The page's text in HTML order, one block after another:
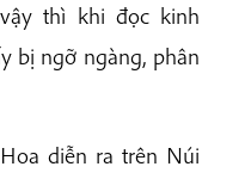
thì khi đọc kinh
bị ngỡ ngàng, phân
diễn ra trên Núi